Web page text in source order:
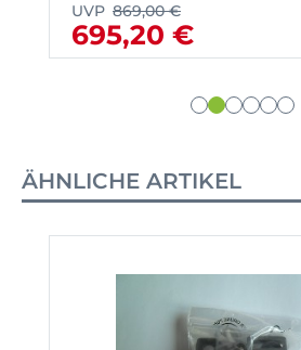
UVP 869,00 €
695,20 €
ÄHNLICHE ARTIKEL